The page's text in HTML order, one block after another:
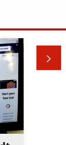
